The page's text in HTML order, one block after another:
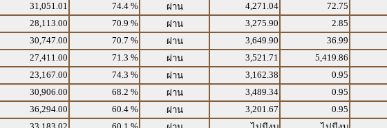
31,051.01 74.4 % ผ่าน 4,271.04 72.75
28,113.00 70.9 % ผ่าน 3,275.90 2.85
30,747.00 70.7 % ผ่าน 3,649.90 36.99
27,411.00 71.3 % ผ่าน 3,521.71 5,419.86
23,167.00 74.3 % ผ่าน 3,162.38 0.95
30,906.00 68.2 % ผ่าน 3,489.34 0.95
36,294.00 60.4 % ผ่าน 3,201.67 0.95